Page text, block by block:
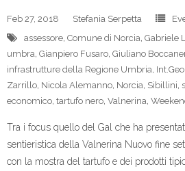
Feb 27, 2018 Stefania Serpetta
assessore, Comune di Norcia, Gabriele
umbra, Gianpiero Fusaro, Giuliano
infrastrutture della Regione Umbria,
Zarrillo, Nicola Alemanno, Norcia, Sibillini,
economico, tartufo nero, Valnerina,
Tra i focus quello del Gal che ha
sentieristica della Valnerina Nuovo fine
con la mostra del tartufo e dei prodotti